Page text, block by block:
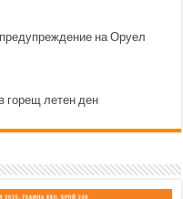
предупреждение на Оруел
горещ летен ден